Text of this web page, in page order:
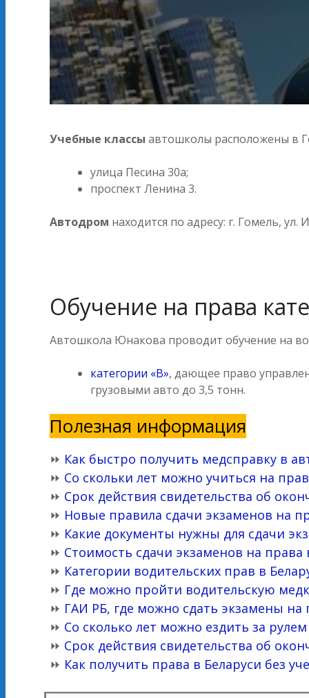
Учебные классы автошколы расположены в
улица Песина 30а;
проспект Ленина 3.
Автодром находится по адресу: г. Гомель, ул.
Обучение на права
Автошкола Юнакова проводит обучение на
категории «В», дающее право
грузовыми авто до 3,5 тонн.
Полезная информация
⏩ Как быстро получить медсправку в
⏩ Со скольки лет можно учиться на
⏩ Срок действия свидетельства об
⏩ Новые правила сдачи экзаменов на
⏩ Какие документы нужны для сдачи
⏩ Стоимость сдачи экзаменов на права
⏩ Категории водительских прав в
⏩ Где можно пройти водительскую
⏩ ГАИ РБ, где можно сдать экзамены на
⏩ Со сколько лет можно ездить за
⏩ Срок действия свидетельства об
⏩ Как получить права в Беларуси без